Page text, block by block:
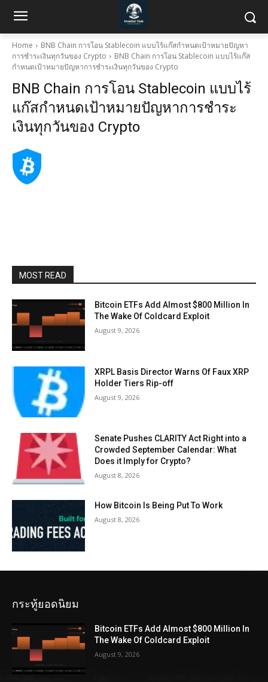
Home
BNB Chain การโอน Stablecoin แบบไร้แก๊สกำหนดเป้าหมายปัญหา
การชำระเงินทุกวันของ Crypto
BNB Chain การโอน Stablecoin แบบไร้แก๊ส
กำหนดเป้าหมายปัญหาการชำระเงินทุกวันของ Crypto
BNB Chain การโอน Stablecoin แบบไร้
แก๊สกำหนดเป้าหมายปัญหาการชำระ
เงินทุกวันของ Crypto
MOST READ
Bitcoin ETFs Add Almost $800 Million In
The Wake Of Coldcard Exploit
August 9, 2026
XRPL Basis Director Warns Of Faux XRP
Holder Tiers Rip-off
August 9, 2026
Senate Pushes CLARITY Act Right into a
Crowded September Calendar: What
Does it Imply for Crypto?
August 8, 2026
How Bitcoin Is Being Put To Work
August 8, 2026
กระทู้ยอดนิยม
Bitcoin ETFs Add Almost $800 Million In
The Wake Of Coldcard Exploit
August 9, 2026